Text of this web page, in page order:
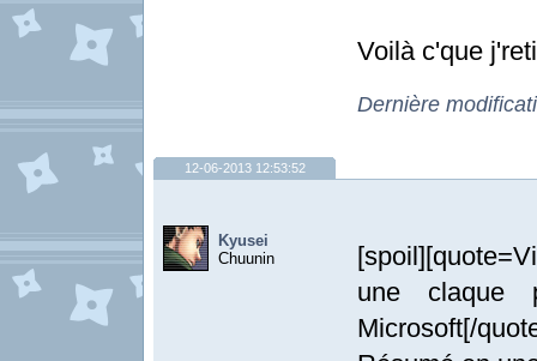
Voilà c'que
Dernière
12-06-2013 12:53:52
Kyusei
Chuunin
une claque
Microsoft[/